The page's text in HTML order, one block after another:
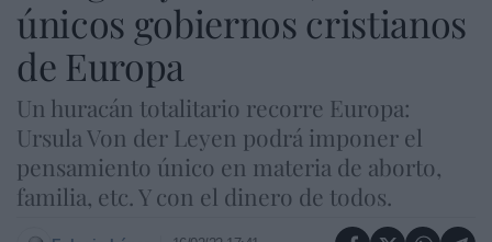
únicos gobiernos cristianos
de Europa
Un huracán totalitario recorre Europa:
Ursula Von der Leyen podrá imponer el
pensamiento único en materia de aborto,
familia, etc. Y con el dinero de todos.